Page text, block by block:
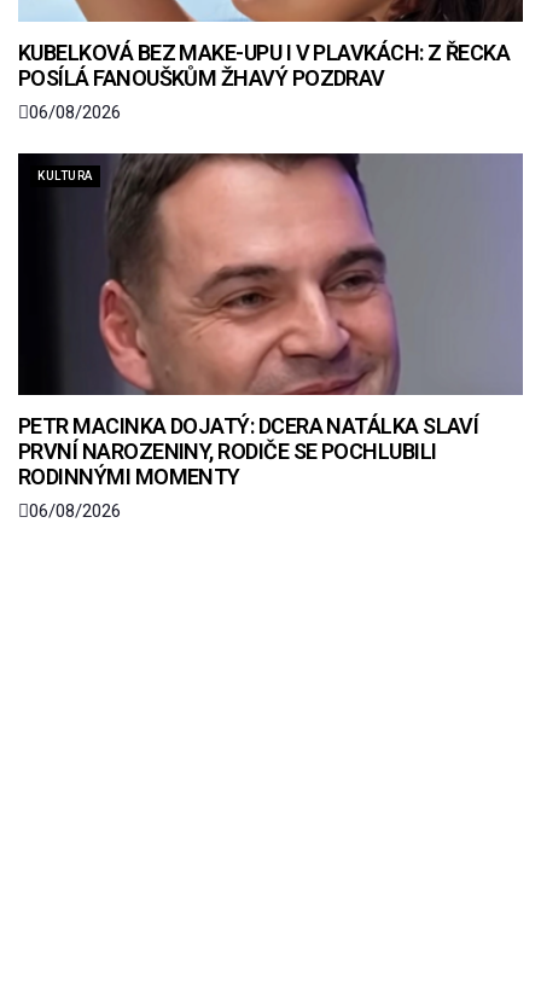
KUBELKOVÁ BEZ MAKE-UPU I V PLAVKÁCH: Z ŘECKA
POSÍLÁ FANOUŠKŮM ŽHAVÝ POZDRAV
06/08/2026
KULTURA
PETR MACINKA DOJATÝ: DCERA NATÁLKA SLAVÍ
PRVNÍ NAROZENINY, RODIČE SE POCHLUBILI
RODINNÝMI MOMENTY
06/08/2026